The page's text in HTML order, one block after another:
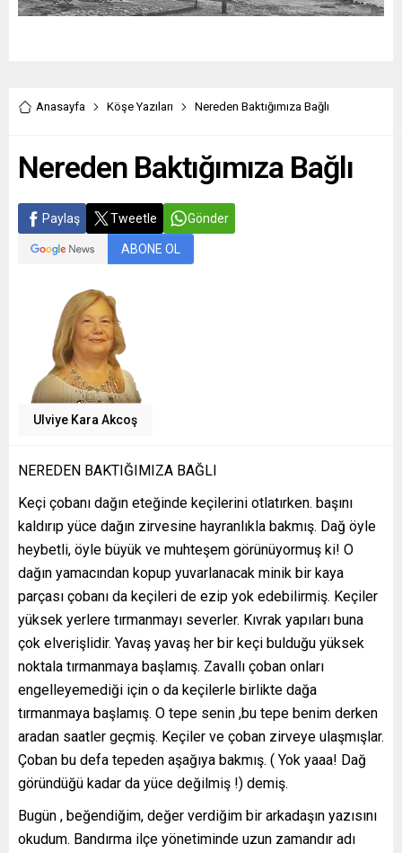
Anasayfa Köşe Yazıları Nereden Baktığımıza Bağlı
Nereden Baktığımıza Bağlı
Paylaş Tweetle Gönder
ABONE OL
Ulviye Kara Akcoş
NEREDEN BAKTIĞIMIZA BAĞLI
Keçi çobanı dağın eteğinde keçilerini otlatırken. başını
kaldırıp yüce dağın zirvesine hayranlıkla bakmış. Dağ öyle
heybetli, öyle büyük ve muhteşem görünüyormuş ki! O
dağın yamacından kopup yuvarlanacak minik bir kaya
parçası çobanı da keçileri de ezip yok edebilirmiş. Keçiler
yüksek yerlere tırmanmayı severler. Kıvrak yapıları buna
çok elverişlidir. Yavaş yavaş her bir keçi bulduğu yüksek
noktala tırmanmaya başlamış. Zavallı çoban onları
engelleyemediği için o da keçilerle birlikte dağa
tırmanmaya başlamış. O tepe senin ,bu tepe benim derken
aradan saatler geçmiş. Keçiler ve çoban zirveye ulaşmışlar.
Çoban bu defa tepeden aşağıya bakmış. ( Yok yaaa! Dağ
göründüğü kadar da yüce değilmiş !) demiş.
Bugün , beğendiğim, değer verdiğim bir arkadaşın yazısını
okudum. Bandırma ilçe yönetiminde uzun zamandır adı